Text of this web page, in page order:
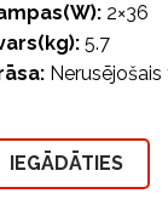
2×36
5.7
IEGĀDĀTIES